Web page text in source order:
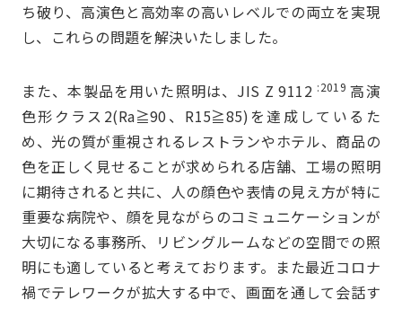
ち破り、高演色と高効率の高いレベルでの両立を実現
し、これらの問題を解決いたしました。
また、本製品を用いた照明は、JIS Z 9112 :2019高演
色形クラス2(Ra≧90、R15≧85)を達成しているた
め、光の質が重視されるレストランやホテル、商品の
色を正しく見せることが求められる店舗、工場の照明
に期待されると共に、人の顔色や表情の見え方が特に
重要な病院や、顔を見ながらのコミュニケーションが
大切になる事務所、リビングルームなどの空間での照
明にも適していると考えております。また最近コロナ
禍でテレワークが拡大する中で、画面を通して会話す